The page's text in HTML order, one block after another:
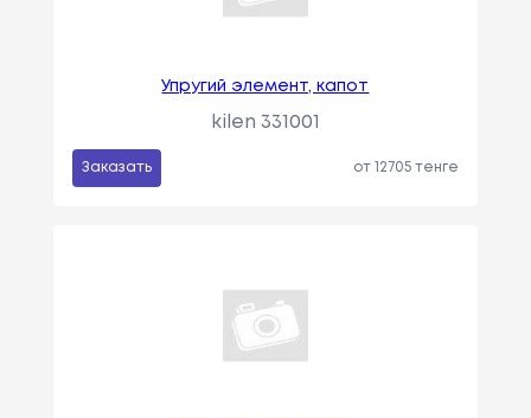
Упругий элемент, капот
kilen 331001
Заказать от 12705 тенге